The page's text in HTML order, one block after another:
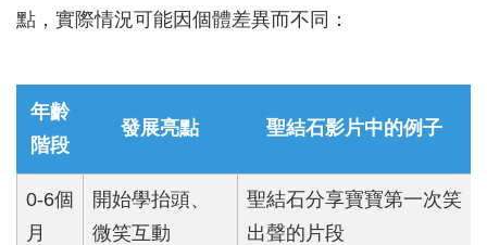
點，實際情況可能因個體差異而不同：
年齡
階段
發展亮點 聖結石影片中的例子
0-6個
月
開始學抬頭、
微笑互動
聖結石分享寶寶第一次笑
出聲的片段